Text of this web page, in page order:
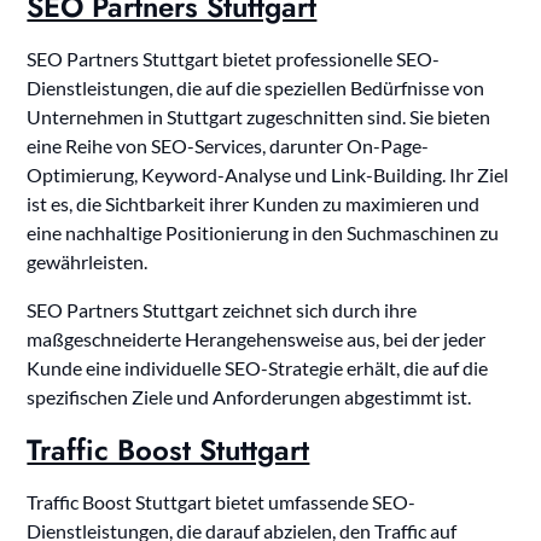
SEO Partners Stuttgart bietet professionelle SEO-
Dienstleistungen, die auf die speziellen Bedürfnisse von
Unternehmen in Stuttgart zugeschnitten sind. Sie bieten
eine Reihe von SEO-Services, darunter On-Page-
Optimierung, Keyword-Analyse und Link-Building. Ihr Ziel
ist es, die Sichtbarkeit ihrer Kunden zu maximieren und
eine nachhaltige Positionierung in den Suchmaschinen zu
gewährleisten.
SEO Partners Stuttgart zeichnet sich durch ihre
maßgeschneiderte Herangehensweise aus, bei der jeder
Kunde eine individuelle SEO-Strategie erhält, die auf die
spezifischen Ziele und Anforderungen abgestimmt ist.
Traffic Boost Stuttgart
Traffic Boost Stuttgart bietet umfassende SEO-
Dienstleistungen, die darauf abzielen, den Traffic auf